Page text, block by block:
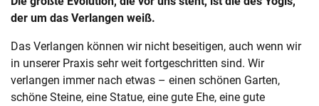
der um das Verlangen weiß.
Das Verlangen können wir nicht beseitigen, auch wenn wir
in unserer Praxis sehr weit fortgeschritten sind. Wir
verlangen immer nach etwas – einen schönen Garten,
schöne Steine, eine Statue, eine gute Ehe, eine gute